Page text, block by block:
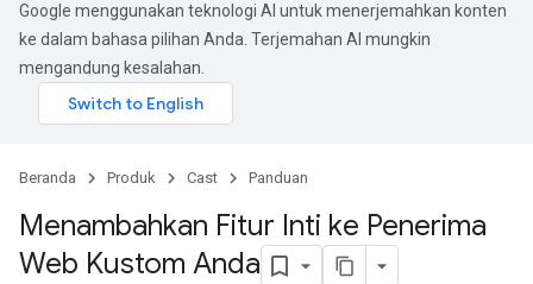
Google menggunakan teknologi AI untuk menerjemahkan konten
ke dalam bahasa pilihan Anda. Terjemahan AI mungkin
mengandung kesalahan.
Beranda Produk Cast Panduan
Menambahkan Fitur Inti ke Penerima
Web Kustom Anda